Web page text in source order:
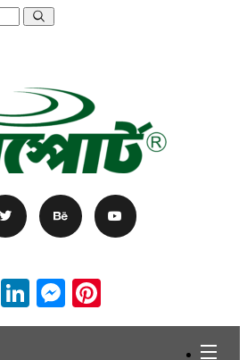
Telegram
LinkedIn
Messenger